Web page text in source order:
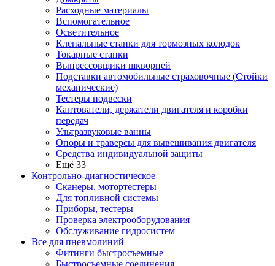
Расходные материалы
Вспомогательное
Осветительное
Клепальные станки для тормозных колодок
Токарные станки
Выпрессовщики шкворней
Подставки автомобильные страховочные (Стойки
механические)
Тестеры подвески
Кантователи, держатели двигателя и коробки
передач
Ультразвуковые ванны
Опоры и траверсы для вывешивания двигателя
Средства индивидуальной защиты
Ещё 33
Контрольно-диагностическое
Сканеры, мотортестеры
Для топливной системы
Приборы, тестеры
Проверка электрооборудования
Обслуживание гидросистем
Все для пневмолиний
Фитинги быстросъемные
Быстросъемные соединения